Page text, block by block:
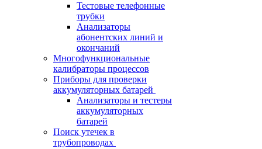
Тестовые телефонные
трубки
Анализаторы
абонентских линий и
окончаний
Многофункциональные
калибраторы процессов
Приборы для проверки
аккумуляторных батарей
Анализаторы и тестеры
аккумуляторных
батарей
Поиск утечек в
трубопроводах